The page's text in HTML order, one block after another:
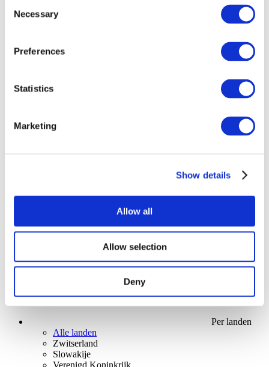
Selection
Necessary
Preferences
Statistics
Marketing
Show details
Allow all
Allow selection
Deny
Alle
At vise
Per landen
Alle landen
Zwitserland
Slowakije
Verenigd Koninkrijk